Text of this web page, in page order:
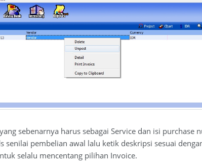
sebenarnya harus sebagai Service dan isi
senilai pembelian awal lalu ketik deskripsi sesuai
selalu mencentang pilihan Invoice.